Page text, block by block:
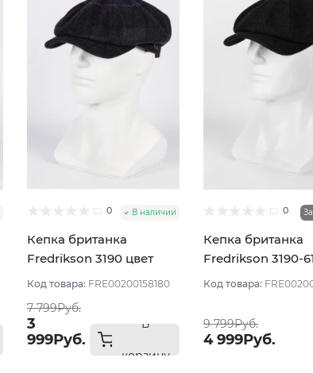
0 В наличии
Кепка британка
Fredrikson 3190 цвет
Синий тёмный размер
Код товара: FRE00200158180
7 799Руб.
3
999Руб.
В
корзину
0
Кепка британка
Fredrikson 3190-
Синий тёмный
Код товара:
9 799Руб.
4 999Руб.